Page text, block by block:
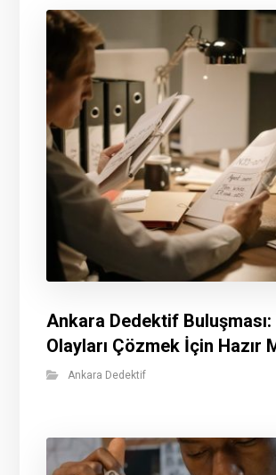
Ankara Dedektif
Olayları Çözmek İçin Hazır
Ankara Dedektif